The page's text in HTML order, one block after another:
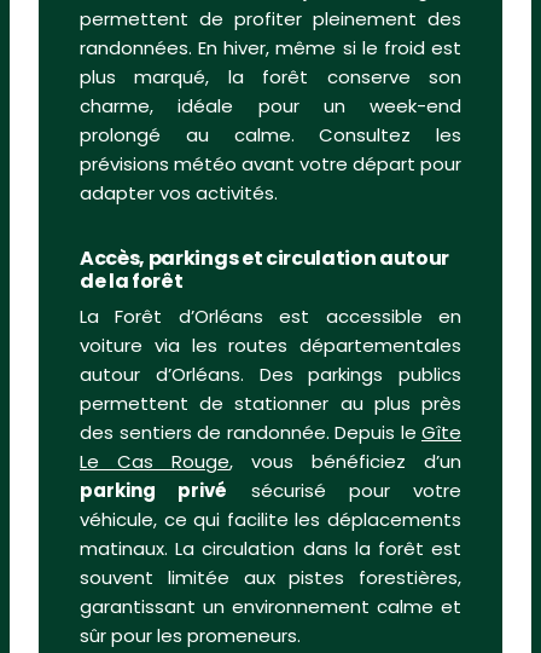
permettent de profiter pleinement des
randonnées. En hiver, même si le froid est
plus marqué, la forêt conserve son
charme, idéale pour un week-end
prolongé au calme. Consultez les
prévisions météo avant votre départ pour
adapter vos activités.
Accès, parkings et circulation autour
de la forêt
La Forêt d’Orléans est accessible en
voiture via les routes départementales
autour d’Orléans. Des parkings publics
permettent de stationner au plus près
des sentiers de randonnée. Depuis le Gîte
Le Cas Rouge, vous bénéficiez d’un
parking privé sécurisé pour votre
véhicule, ce qui facilite les déplacements
matinaux. La circulation dans la forêt est
souvent limitée aux pistes forestières,
garantissant un environnement calme et
sûr pour les promeneurs.